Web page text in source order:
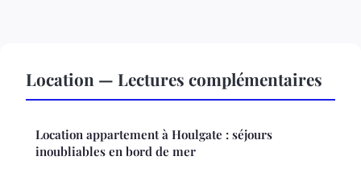
Location — Lectures complémentaires
Location appartement à Houlgate : séjours
inoubliables en bord de mer